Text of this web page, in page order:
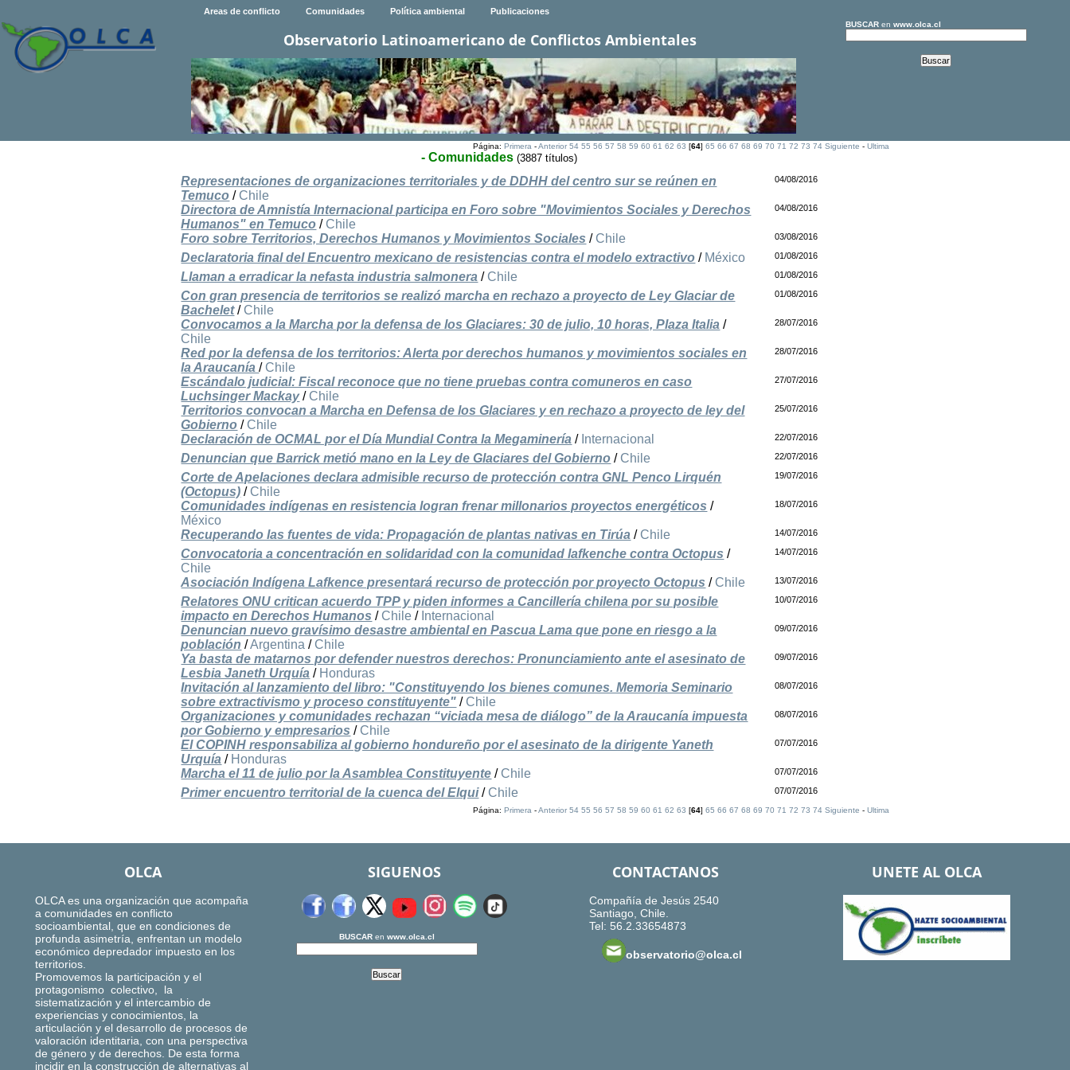
Areas de conflicto Comunidades Política ambiental Publicaciones
Observatorio Latinoamericano de Conflictos Ambientales
BUSCARen www.olca.cl
Página: Primera-Anterior 54 55 56 57 58 59 60 61 62 63 [64] 65 66 67 68 69 70 71 72 73 74 Siguiente - Ultima
- Comunidades (3887 títulos)
Representaciones de organizaciones territoriales y de DDHH del centro sur se reúnen en
Temuco / Chile
04/08/2016
Directora de Amnistía Internacional participa en Foro sobre "Movimientos Sociales y Derechos
Humanos" en Temuco / Chile
04/08/2016
Foro sobre Territorios, Derechos Humanos y Movimientos Sociales / Chile 03/08/2016
Declaratoria final del Encuentro mexicano de resistencias contra el modelo extractivo / México 01/08/2016
Llaman a erradicar la nefasta industria salmonera / Chile 01/08/2016
Con gran presencia de territorios se realizó marcha en rechazo a proyecto de Ley Glaciar de
Bachelet/ Chile
01/08/2016
Convocamos a la Marcha por la defensa de los Glaciares: 30 de julio, 10 horas, Plaza Italia /
Chile
28/07/2016
Red por la defensa de los territorios: Alerta por derechos humanos y movimientos sociales en
la Araucanía/ Chile
28/07/2016
Escándalo judicial: Fiscal reconoce que no tiene pruebas contra comuneros en caso
Luchsinger Mackay/ Chile
27/07/2016
Territorios convocan a Marcha en Defensa de los Glaciares y en rechazo a proyecto de ley del
Gobierno / Chile
25/07/2016
Declaración de OCMAL por el Día Mundial Contra la Megaminería / Internacional 22/07/2016
Denuncian que Barrick metió mano en la Ley de Glaciares del Gobierno / Chile 22/07/2016
Corte de Apelaciones declara admisible recurso de protección contra GNL Penco Lirquén
(Octopus) / Chile
19/07/2016
Comunidades indígenas en resistencia logran frenar millonarios proyectos energéticos /
México
18/07/2016
Recuperando las fuentes de vida: Propagación de plantas nativas en Tirúa / Chile 14/07/2016
Convocatoria a concentración en solidaridad con la comunidad lafkenche contra Octopus /
Chile
14/07/2016
Asociación Indígena Lafkence presentará recurso de protección por proyecto Octopus / Chile 13/07/2016
Relatores ONU critican acuerdo TPP y piden informes a Cancillería chilena por su posible
impacto en Derechos Humanos / Chile / Internacional
10/07/2016
Denuncian nuevo gravísimo desastre ambiental en Pascua Lama que pone en riesgo a la
población /Argentina / Chile
09/07/2016
Ya basta de matarnos por defender nuestros derechos: Pronunciamiento ante el asesinato de
Lesbia Janeth Urquía / Honduras
09/07/2016
Invitación al lanzamiento del libro: "Constituyendo los bienes comunes. Memoria Seminario
sobre extractivismo y proceso constituyente" / Chile
08/07/2016
Organizaciones y comunidades rechazan “viciada mesa de diálogo” de la Araucanía impuesta
por Gobierno y empresarios / Chile
08/07/2016
El COPINH responsabiliza al gobierno hondureño por el asesinato de la dirigente Yaneth
Urquía / Honduras
07/07/2016
Marcha el 11 de julio por la Asamblea Constituyente / Chile 07/07/2016
Primer encuentro territorial de la cuenca del Elqui/ Chile 07/07/2016
Página: Primera-Anterior 54 55 56 57 58 59 60 61 62 63 [64] 65 66 67 68 69 70 71 72 73 74 Siguiente - Ultima
OLCA
OLCA es una organización que acompaña
a comunidades en conflicto
socioambiental, que en condiciones de
profunda asimetría, enfrentan un modelo
económico depredador impuesto en los
territorios.
Promovemos la participación y el
protagonismo colectivo, la
sistematización y el intercambio de
experiencias y conocimientos, la
articulación y el desarrollo de procesos de
valoración identitaria, con una perspectiva
de género y de derechos. De esta forma
incidir en la construcción de alternativas al
SIGUENOS
BUSCARen www.olca.cl
CONTACTANOS
Compañía de Jesús 2540
Santiago, Chile.
Tel: 56.2.33654873
observatorio@olca.cl
UNETE AL OLCA